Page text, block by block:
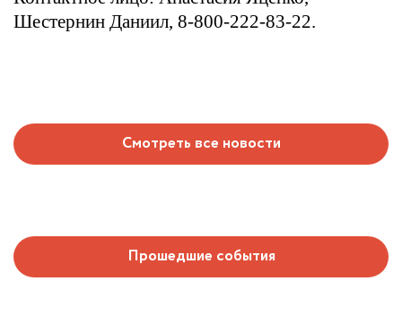
Шестернин Даниил, 8-800-222-83-22.
Смотреть все новости
Прошедшие события